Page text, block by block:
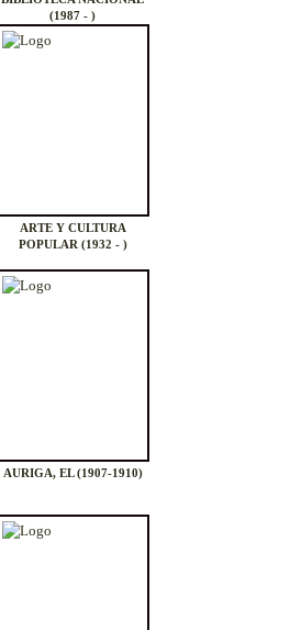
(1987 - )
ARTE Y CULTURA
POPULAR (1932 - )
AURIGA, EL (1907-1910)